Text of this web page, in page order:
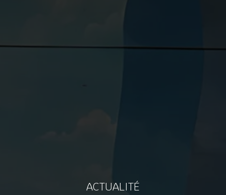
ACTUALITÉ